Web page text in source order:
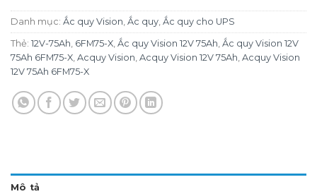
Danh mục: Ắc quy Vision Ắc quy Ắc quy cho UPS
Thẻ: 12V-75Ah 6FM75-X Ắc quy Vision 12V 75Ah Ắc quy Vision 12V
75Ah 6FM75-X Acquy Vision Acquy Vision 12V 75Ah Acquy Vision
12V 75Ah 6FM75-X
Mô tả